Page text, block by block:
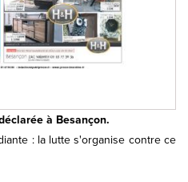
à Besançon.
: la lutte s'organise contre ce